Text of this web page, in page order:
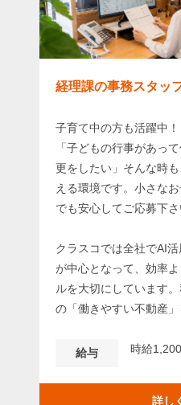
経理課の事務スタッ
子育て中の方も活躍中！
「子どもの行事があっ
更をしたい」そんな時
える環境です。小さな
でも安心してご応募下さ
クラスコでは全社でAI
が中心となって、効率
ルを大切にしています
の「働きやすい不動産
給与 時給
詳し